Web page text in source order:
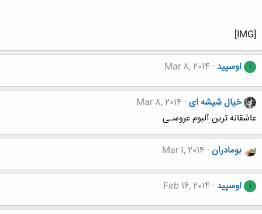
[IMG]
ا اوسپید Mar 8, 2014
خیال شیشه ای Mar 8, 2014
عاشقانه ترین آلبوم عروسـی
بومادران Mar 1, 2014
ا اوسپید Feb 16, 2014